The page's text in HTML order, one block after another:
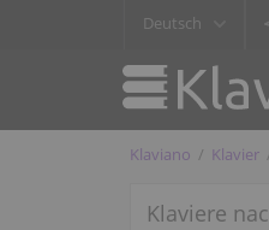
Deutsch
Klaviano Klavier
Klaviere